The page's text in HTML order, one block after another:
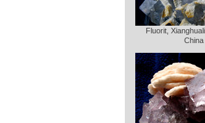
Fluorit,
China